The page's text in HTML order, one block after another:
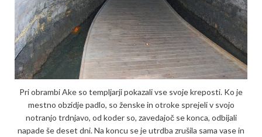
Pri obrambi Ake so templjarji pokazali vse svoje kreposti. Ko je
mestno obzidje padlo, so ženske in otroke sprejeli v svojo
notranjo trdnjavo, od koder so, zavedajoč se konca, odbijali
napade še deset dni. Na koncu se je utrdba zrušila sama vase in